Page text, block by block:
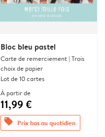
Bloc bleu pastel
Carte de remerciement | Trois
choix de papier
Lot de 10 cartes
À partir de
11,99 €
offers Prix bas au quotidien